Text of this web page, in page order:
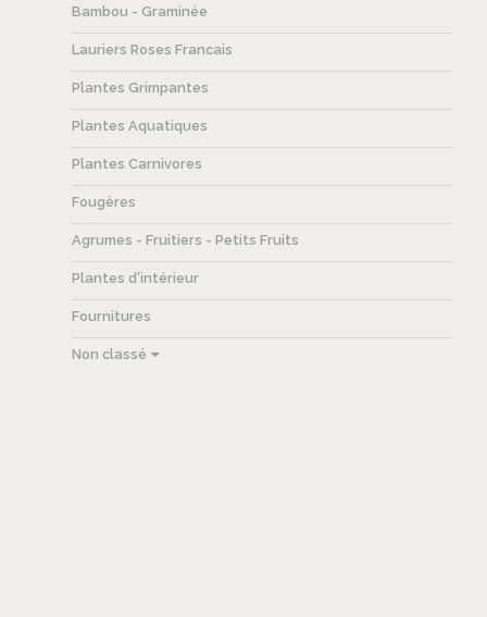
Bambou - Graminée
Lauriers Roses Francais
Plantes Grimpantes
Plantes Aquatiques
Plantes Carnivores
Fougères
Agrumes - Fruitiers - Petits Fruits
Plantes d'intérieur
Fournitures
Non classé